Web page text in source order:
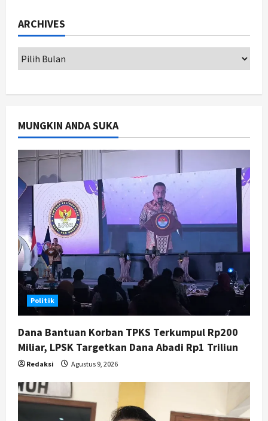
Persen, Pengadaan Gamelan Rp1,5
Miliar
3
Kapanewon Pajangan Rampungkan
Verifikasi Indeks Desa 2026, 3
4
Politik
Hari Jadi Pati ke-703 Jadi
Momentum Kemajuan, Ini Pesan Ali
Badrudin
Agustus 8, 2026
5
Peringatan HUT ke-270 Kota
Yogyakarta Digelar 2 Bulan, Fokus
pada UMKM dan Wisata
Agustus 7, 2026
ARCHIVES
MUNGKIN ANDA SUKA
Politik
Dana Bantuan Korban TPKS Terkumpul Rp200
Miliar, LPSK Targetkan Dana Abadi Rp1 Triliun
Redaksi Agustus 9, 2026